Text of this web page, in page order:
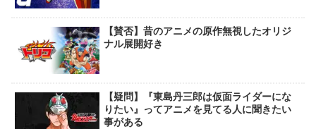
【賛否】昔のアニメの原作無視したオリジ
ナル展開好き
【疑問】『東島丹三郎は仮面ライダーにな
りたい』ってアニメを見てる人に聞きたい
事がある